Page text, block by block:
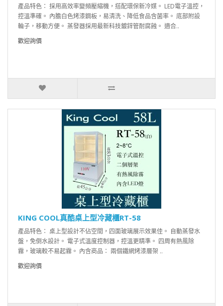
產品特色： 採用高效率變頻壓縮機，搭配環保新冷媒。 LED電子溫控，
控溫準確。 內膽白色烤漆鋼板，易清洗、降低食品含菌率。 底部附設
輪子，移動方便。 蒸發器採用最新科技鍍鋅管耐腐蝕。 適合..
歡迎詢價
KING COOL真酷桌上型冷藏櫃RT-58
產品特色： 桌上型設計不佔空間，四面玻璃展示效果佳。 自動蒸發水
盤，免倒水設計。 電子式溫度控制器，控溫更精準。 四周有熱風除
霧，玻璃較不易起霧。 內含商品： 兩個鐵網烤漆層架 ..
歡迎詢價